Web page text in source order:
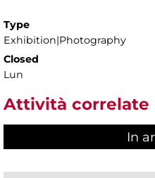
Type
Exhibition|Photography
Closed
Lun
Attività correlate
In